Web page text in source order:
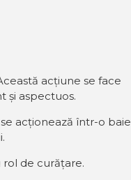
acțiune se face
și aspectuos.
acționează într-o baie
de curățare.